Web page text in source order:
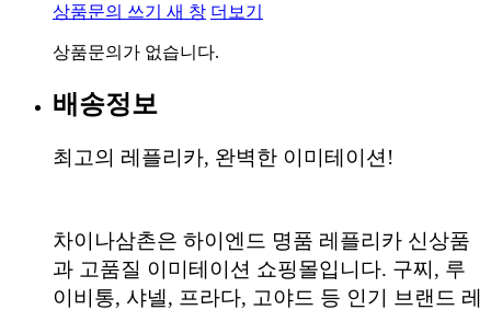
상품문의 쓰기 새 창 더보기
상품문의가 없습니다.
배송정보
최고의 레플리카, 완벽한 이미테이션!
차이나삼촌은 하이엔드 명품 레플리카 신상품
과 고품질 이미테이션 쇼핑몰입니다. 구찌, 루
이비통, 샤넬, 프라다, 고야드 등 인기 브랜드 레